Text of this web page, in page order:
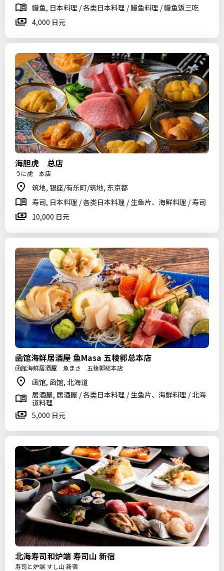
鳗鱼, 日本料理 / 各类日本料理 / 鳗鱼料理 / 鳗鱼饭三吃
4,000 日元
海胆虎 总店
うに虎 本店
筑地, 银座/有乐町/筑地, 东京都
寿司, 日本料理 / 各类日本料理 / 生鱼片、海鲜料理 / 寿司
10,000 日元
函馆海鲜居酒屋 鱼Masa 五稜郭总本店
函館海鮮居酒屋 魚まさ 五稜郭総本店
函馆, 函馆, 北海道
居酒屋, 居酒屋 / 各类日本料理 / 生鱼片、海鲜料理 / 北海
道料理
5,000 日元
北海寿司和炉端 寿司山 新宿
寿司と炉端 すし山 新宿